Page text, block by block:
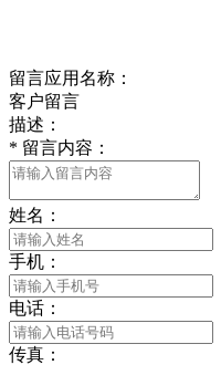
留言应用名称：
客户留言
描述：
* 留言内容：
姓名：
手机：
电话：
传真：